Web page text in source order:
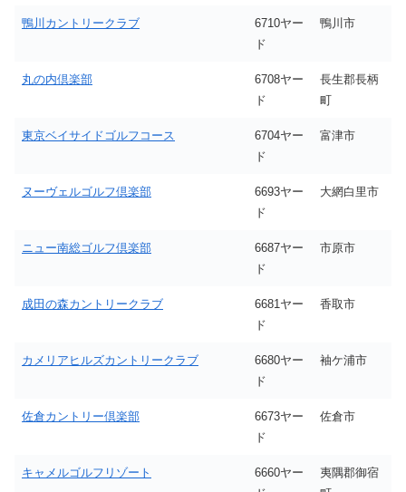
鴨川カントリークラブ
6710ヤー
ド
鴨川市
丸の内倶楽部
6708ヤー
ド
長生郡長柄
町
東京ベイサイドゴルフコース
6704ヤー
ド
富津市
ヌーヴェルゴルフ倶楽部
6693ヤー
ド
大網白里市
ニュー南総ゴルフ倶楽部
6687ヤー
ド
市原市
成田の森カントリークラブ
6681ヤー
ド
香取市
カメリアヒルズカントリークラブ
6680ヤー
ド
袖ケ浦市
佐倉カントリー倶楽部
6673ヤー
ド
佐倉市
キャメルゴルフリゾート
6660ヤー
夷隅郡御宿